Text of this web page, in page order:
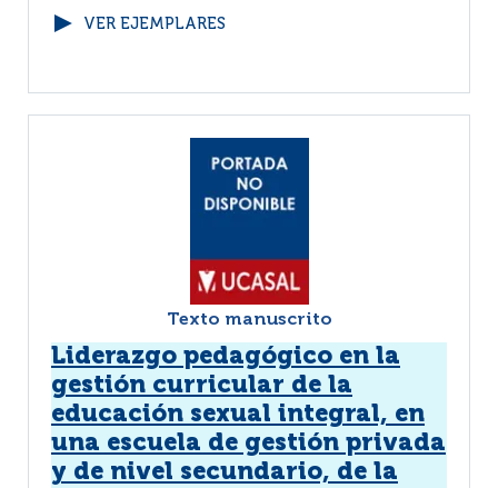
VER EJEMPLARES
Texto manuscrito
Liderazgo pedagógico en la
gestión curricular de la
educación sexual integral, en
una escuela de gestión privada
y de nivel secundario, de la